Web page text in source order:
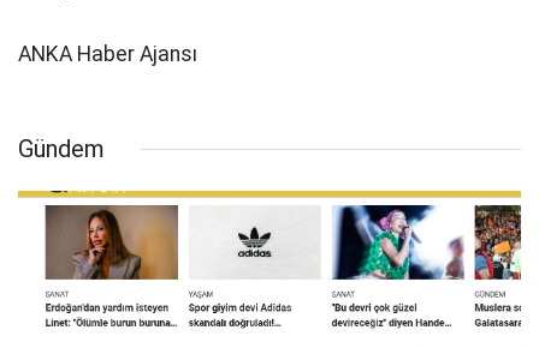
ANKA Haber Ajansı
Gündem